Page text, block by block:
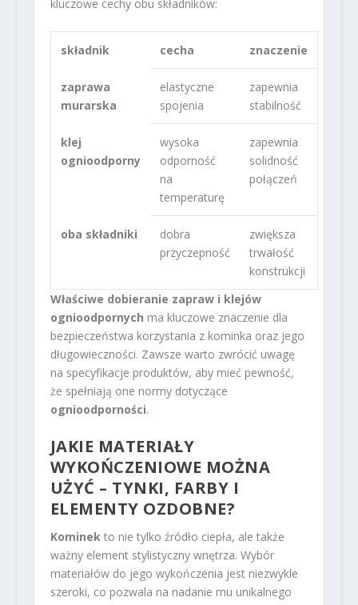
kluczowe cechy obu składników:
składnik cecha znaczenie
zaprawa
murarska
elastyczne
spojenia
zapewnia
stabilność
klej
ognioodporny
wysoka
odporność
na
temperaturę
zapewnia
solidność
połączeń
oba składniki
dobra
przyczepność
zwiększa
trwałość
konstrukcji
Właściwe dobieranie zapraw i klejów
ognioodpornych ma kluczowe znaczenie dla
bezpieczeństwa korzystania z kominka oraz jego
długowieczności. Zawsze warto zwrócić uwagę
na specyfikacje produktów, aby mieć pewność,
że spełniają one normy dotyczące
ognioodporności.
JAKIE MATERIAŁY
WYKOŃCZENIOWE MOŻNA
UŻYĆ – TYNKI, FARBY I
ELEMENTY OZDOBNE?
Kominekto nie tylko źródło ciepła, ale także
ważny element stylistyczny wnętrza. Wybór
materiałów do jego wykończenia jest niezwykle
szeroki, co pozwala na nadanie mu unikalnego